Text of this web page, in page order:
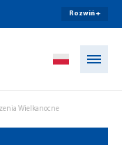
Rozwiń +
Wielkanocne